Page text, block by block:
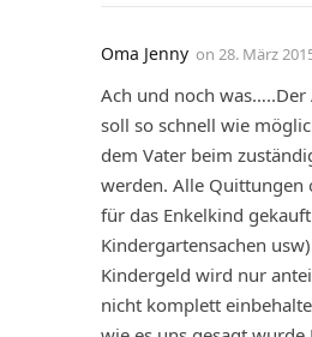
Oma Jenny on 28. März
Ach und noch
soll so schnell wie
dem Vater beim
werden. Alle Quittungen
für das Enkelkind
Kindergartensachen
Kindergeld wird nur
nicht komplett